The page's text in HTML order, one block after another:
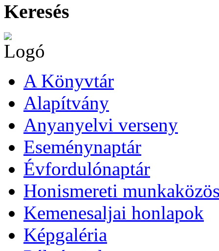
Keresés
A Könyvtár
Alapítvány
Anyanyelvi verseny
Eseménynaptár
Évfordulónaptár
Honismereti
Kemenesaljai honlapok
Képgaléria